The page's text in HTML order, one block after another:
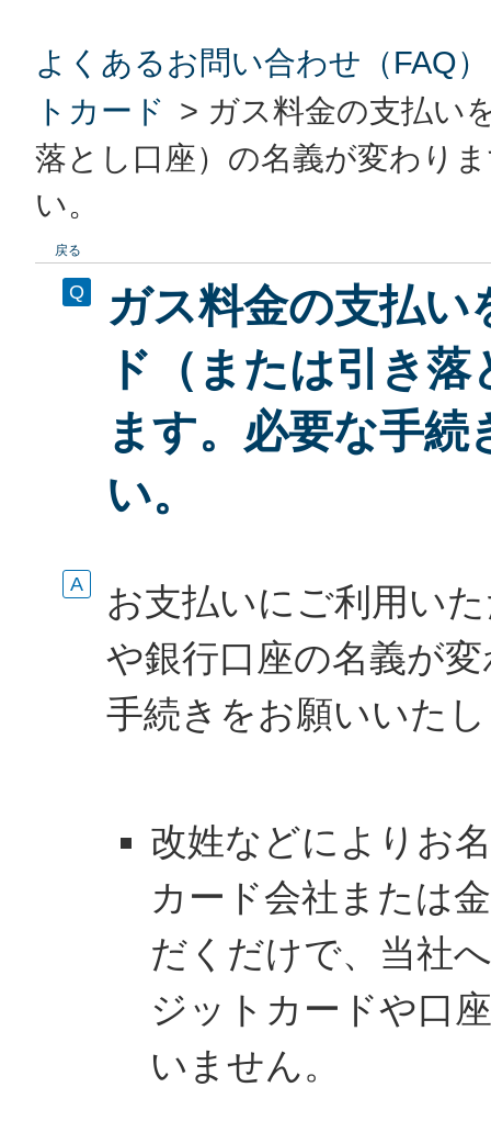
よくあるお問い合わせ（FAQ）
トカード > ガス料金の支払い
落とし口座）の名義が変わり
い。
戻る
ガス料金の支払
ド（または引き
ます。必要な手
い。
お支払いにご利用い
や銀行口座の名義が
手続きをお願いいた
改姓などによりお
カード会社または
だくだけで、当社
ジットカードや口
いません。